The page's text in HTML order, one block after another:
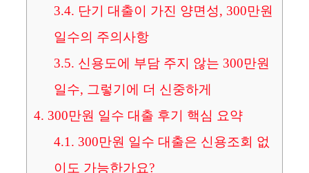
3.4. 단기 대출이 가진 양면성, 300만원
일수의 주의사항
3.5. 신용도에 부담 주지 않는 300만원
일수, 그렇기에 더 신중하게
4. 300만원 일수 대출 후기 핵심 요약
4.1. 300만원 일수 대출은 신용조회 없
이도 가능한가요?